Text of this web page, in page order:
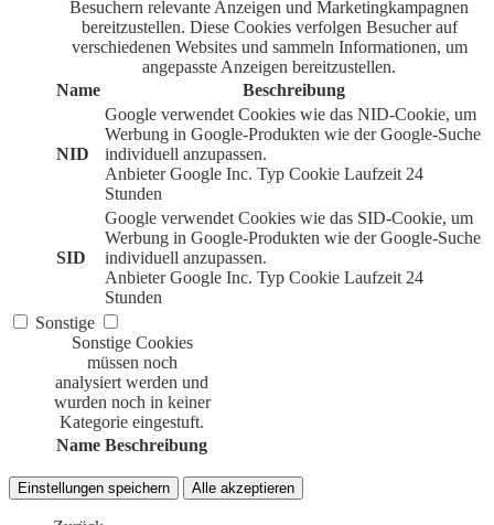
Besuchern relevante Anzeigen und Marketingkampagnen
bereitzustellen. Diese Cookies verfolgen Besucher auf
verschiedenen Websites und sammeln Informationen, um
angepasste Anzeigen bereitzustellen.
Name
Beschreibung
NID
Google verwendet Cookies wie das NID-Cookie, um
Werbung in Google-Produkten wie der Google-Suche
individuell anzupassen.
Anbieter Google Inc. Typ Cookie Laufzeit 24
Stunden
SID
Google verwendet Cookies wie das SID-Cookie, um
Werbung in Google-Produkten wie der Google-Suche
individuell anzupassen.
Anbieter Google Inc. Typ Cookie Laufzeit 24
Stunden
Sonstige
Sonstige Cookies
müssen noch
analysiert werden und
wurden noch in keiner
Kategorie eingestuft.
Name Beschreibung
Einstellungen speichern Alle akzeptieren